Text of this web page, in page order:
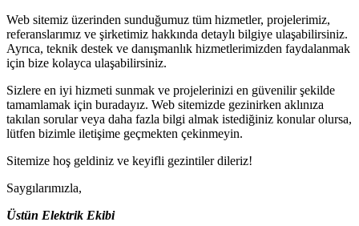
Web sitemiz üzerinden sunduğumuz tüm hizmetler, projelerimiz,
referanslarımız ve şirketimiz hakkında detaylı bilgiye ulaşabilirsiniz.
Ayrıca, teknik destek ve danışmanlık hizmetlerimizden faydalanmak
için bize kolayca ulaşabilirsiniz.
Sizlere en iyi hizmeti sunmak ve projelerinizi en güvenilir şekilde
tamamlamak için buradayız. Web sitemizde gezinirken aklınıza
takılan sorular veya daha fazla bilgi almak istediğiniz konular olursa,
lütfen bizimle iletişime geçmekten çekinmeyin.
Sitemize hoş geldiniz ve keyifli gezintiler dileriz!
Saygılarımızla,
Üstün Elektrik Ekibi